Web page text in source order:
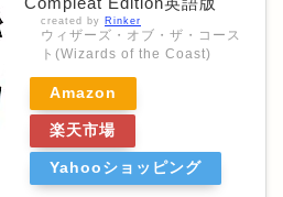
created by Rinker
ウィザーズ・オブ・ザ・コース
ト(Wizards of the Coast)
Amazon
楽天市場
Yahooショッピング